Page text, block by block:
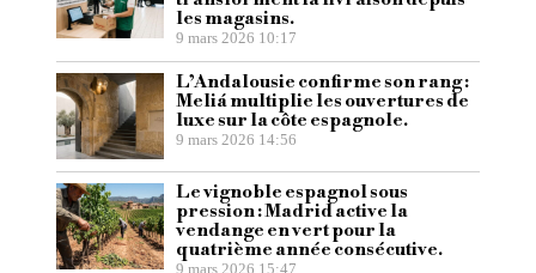
les magasins.
9 mars 2026 10:17
L’Andalousie confirme son rang :
Meliá multiplie les ouvertures de
luxe sur la côte espagnole.
9 mars 2026 14:56
Le vignoble espagnol sous
pression : Madrid active la
vendange en vert pour la
quatrième année consécutive.
9 mars 2026 15:47